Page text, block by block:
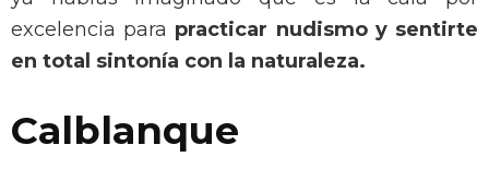
excelencia para practicar nudismo y sentirte
en total sintonía con la naturaleza.
Calblanque